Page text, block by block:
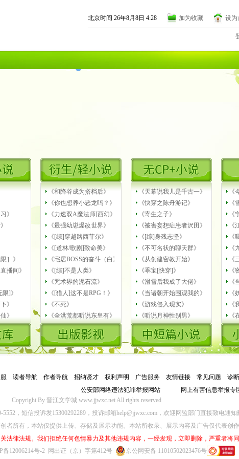
北京时间 26年8月8日 4:28 加为收藏 设为
》
］》
播间》
]》
》
》
《和降谷成为搭档后》
《你也想养小恶龙吗？》
《力速双A魔法师[西幻》
《最强幼崽爆改世界》
《[综]穿越路西菲尔》
《[道林/歌剧]致命美》
《宅居BOSS的奋斗（白》
《[综]不是人类》
《咒术界的泥石流》
《[猎人]这不是RPG！》
《不死》
《全洪荒都听说东皇有》
《天幕说我儿是千古一》
《快穿之陈舟游记》
《寄生之子》
《被害妄想症患者沢田》
《[综]身残志坚》
《不可名状的聊天群》
《从创建密教开始》
《乖宝[快穿]》
《滑雪后我成了大佬》
《当诸朝开始围观我的》
《游戏侵入现实》
《听说月神性别男》
《
《
《
《
《
《
《
《
《
《
《
《
读者导航 作者导航 招纳贤才 权利声明 广告服务 友情链接 常见问题
诊
公安部网络违法犯罪举报网站
网上有害信息举报专区
Copyright By 晋江文学城 www.jjwxc.net All rights reserved
，短信投诉发15300292289，投诉邮箱help@jjwxc.com，欢迎网监部门直接致电通
者所有，本站仅提供上传、存储及展示功能。本站所收录、展示内容及广告仅代表创
法律法规。我们拒绝任何色情暴力及其他违规内容，一经发现，立即删除，严重者将同
备12006214号-2 网出证（京）字第412号 京公网安备 11010502023476号